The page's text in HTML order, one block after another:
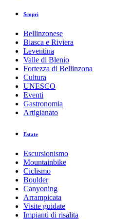
Scopri
Bellinzonese
Biasca e Riviera
Leventina
Valle di Blenio
Fortezza di Bellinzona
Cultura
UNESCO
Eventi
Gastronomia
Artigianato
Estate
Escursionismo
Mountainbike
Ciclismo
Boulder
Canyoning
Arrampicata
Visite guidate
Impianti di risalita